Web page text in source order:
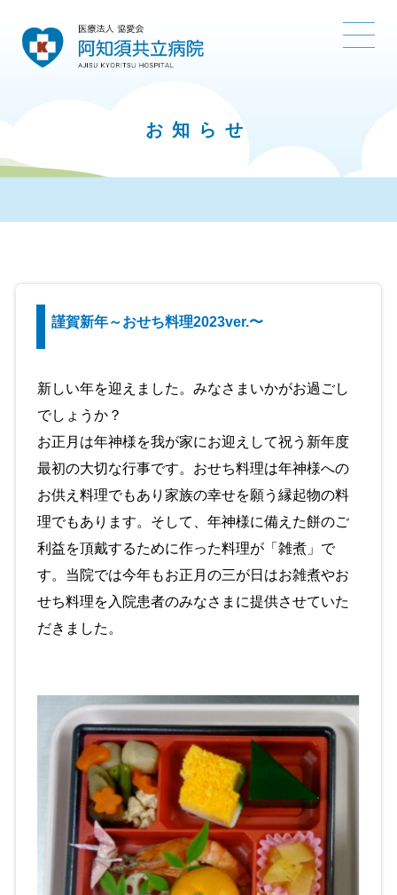
お知らせ
謹賀新年～おせち料理2023ver.〜
新しい年を迎えました。みなさまいかがお過ごし
でしょうか？
お正月は年神様を我が家にお迎えして祝う新年度
最初の大切な行事です。おせち料理は年神様への
お供え料理でもあり家族の幸せを願う縁起物の料
理でもあります。そして、年神様に備えた餅のご
利益を頂戴するために作った料理が「雑煮」で
す。当院では今年もお正月の三が日はお雑煮やお
せち料理を入院患者のみなさまに提供させていた
だきました。